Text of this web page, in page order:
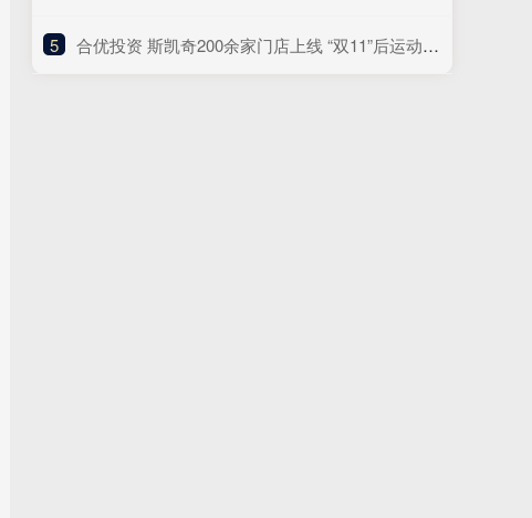
5 ​合优投资 斯凯奇200余家门店上线 “双11”后运动品牌加速入驻美团闪购